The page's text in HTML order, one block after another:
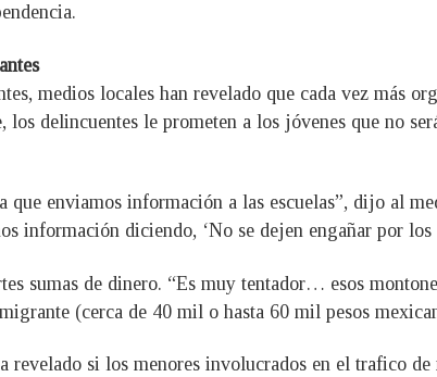
medios locales han revelado que cada vez más
los delincuentes le prometen a los jóvenes que no
que enviamos información a las escuelas”, dijo al
información diciendo, ‘No se dejen engañar por
sumas de dinero. “Es muy tentador… esos
(cerca de 40 mil o hasta 60 mil pesos
revelado si los menores involucrados en el trafico